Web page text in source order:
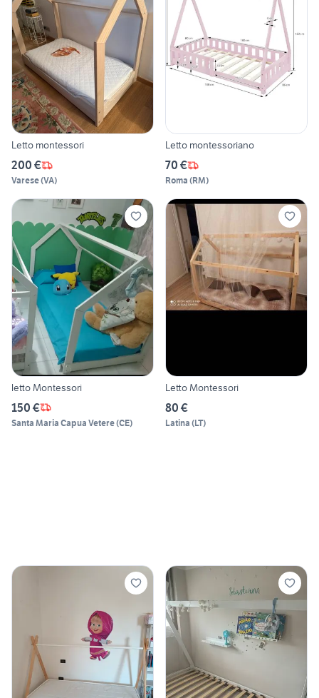
Letto montessori
200 €
Varese(VA)
Letto montessoriano
70 €
Roma (RM)
letto Montessori
150 €
Santa Maria Capua Vetere(CE)
Letto Montessori
80 €
Latina (LT)